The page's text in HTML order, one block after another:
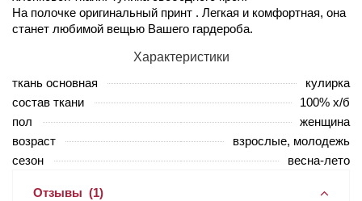
На полочке оригинальный принт . Легкая и комфортная, она
станет любимой вещью Вашего гардероба.
Характеристики
ткань основная
кулирка
состав ткани
100% х/б
пол
женщина
возраст
взрослые, молодежь
сезон
весна-лето
Отзывы (1)